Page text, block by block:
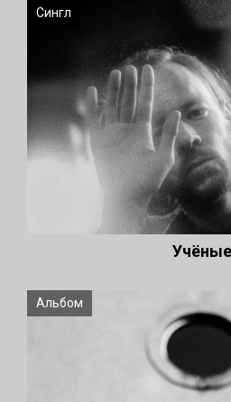
Сингл
Учёные
Альбом